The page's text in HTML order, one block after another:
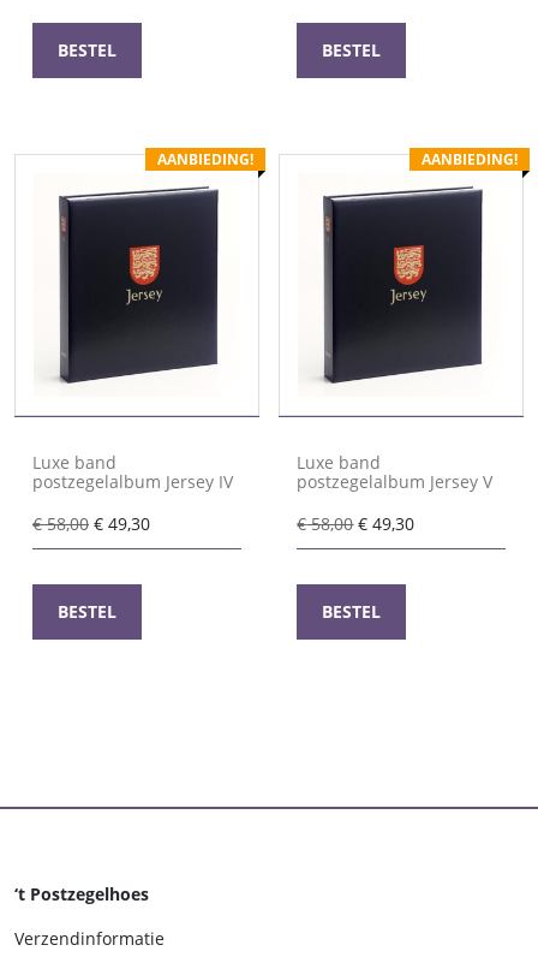
€ 58,00.
BESTEL
€ 58,00.
BESTEL
AANBIEDING!
Luxe band
postzegelalbum Jersey IV
€58,00 Oorspronkelijke
prijs
€ 58,00.
€ 49,30Huidige
prijs
BESTEL
AANBIEDING!
Luxe band
postzegelalbum Jersey V
€58,00Oorspronkelijke
prijs
€ 58,00.
€ 49,30Huidige
prijs
BESTEL
‘t Postzegelhoes
Verzendinformatie